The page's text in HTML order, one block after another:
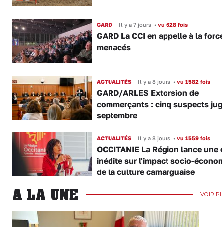
GARD Il y a 7 jours •vu 628 fois
GARD La CCI en appelle à la
menacés
ACTUALITÉS Il y a 8 jours •vu 1582 fois
GARD/ARLES Extorsion de
commerçants : cinq suspects
septembre
ACTUALITÉS Il y a 8 jours •vu 1559 fois
OCCITANIE La Région lance une
inédite sur l'impact socio-
de la culture camarguaise
A LA UNE VOIR